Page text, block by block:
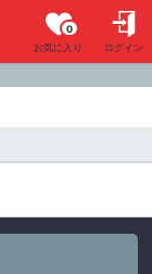
お気に入り
0
ログイン